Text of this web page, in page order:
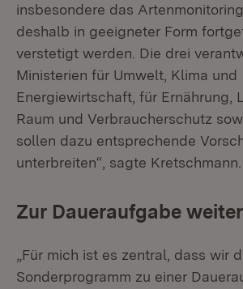
insbesondere das
deshalb in geeigneter Form
verstetigt werden. Die drei
Ministerien für Umwelt, Klima und
Energiewirtschaft, für Ernährung,
Raum und Verbraucherschutz
sollen dazu entsprechende
unterbreiten“, sagte Kretschmann.
Zur Daueraufgabe
„Für mich ist es zentral, dass wir
Sonderprogramm zu einer